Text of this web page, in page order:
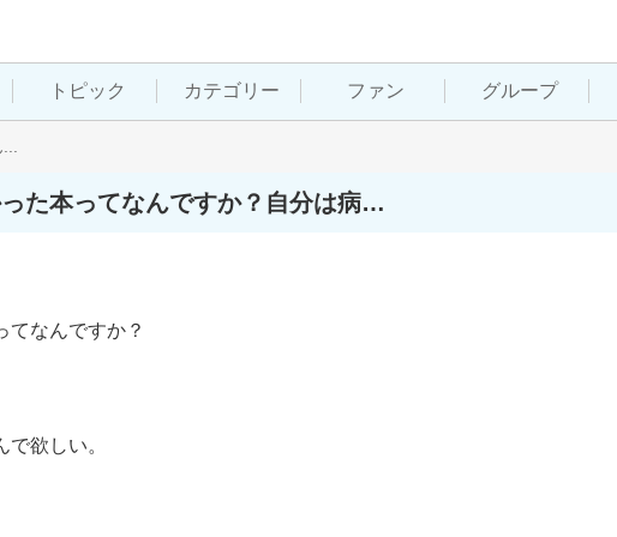
トピック カテゴリー ファン グループ
た本ってなんですか？自分は病…
てなんですか？
欲しい。